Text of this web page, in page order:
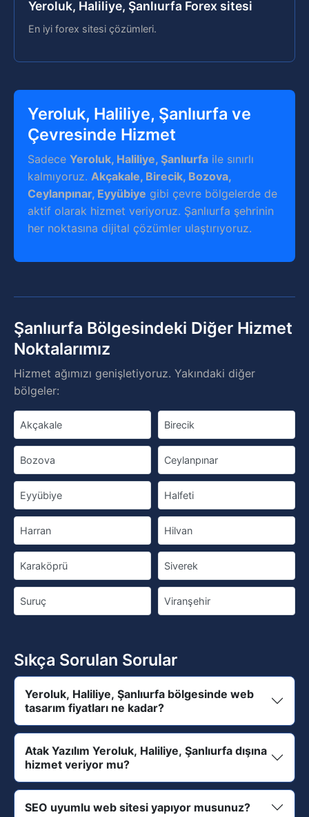
Yeroluk, Haliliye, Şanlıurfa Forex sitesi
En iyi forex sitesi çözümleri.
Yeroluk, Haliliye, Şanlıurfa ve
Çevresinde Hizmet
Sadece Yeroluk, Haliliye, Şanlıurfa ile sınırlı
kalmıyoruz. Akçakale, Birecik, Bozova,
Ceylanpınar, Eyyübiye gibi çevre bölgelerde de
aktif olarak hizmet veriyoruz. Şanlıurfa şehrinin
her noktasına dijital çözümler ulaştırıyoruz.
Şanlıurfa Bölgesindeki Diğer Hizmet
Noktalarımız
Hizmet ağımızı genişletiyoruz. Yakındaki diğer
bölgeler:
Akçakale Birecik
Bozova Ceylanpınar
Eyyübiye Halfeti
Harran Hilvan
Karaköprü Siverek
Suruç Viranşehir
Sıkça Sorulan Sorular
Yeroluk, Haliliye, Şanlıurfa bölgesinde web
tasarım fiyatları ne kadar?
Atak Yazılım Yeroluk, Haliliye, Şanlıurfa dışına
hizmet veriyor mu?
SEO uyumlu web sitesi yapıyor musunuz?